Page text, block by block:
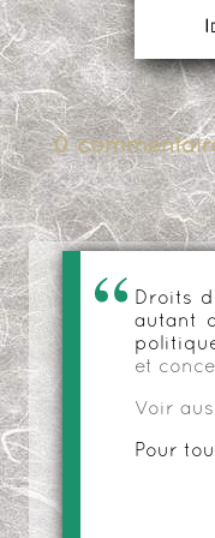
0
Droits
autant
et
Voir
Pour